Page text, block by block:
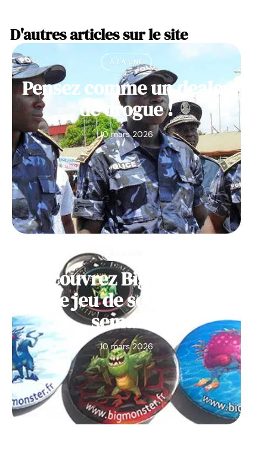
D'autres articles sur le site
À LA UNE
Pensez comme un dealer
de drogue !
10 mars 2026
Découvrez Big Monster,
notre jeu de société de la
semaine
10 mars 2026